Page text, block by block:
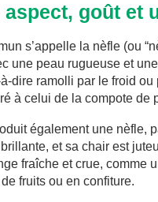
goût et
s’appelle la nèfle (ou
une peau rugueuse et
à-dire ramolli par le froid
à celui de la compote de
également une nèfle,
et sa chair est
fraîche et crue, comme
fruits ou en confiture.